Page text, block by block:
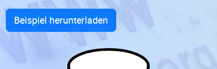
Beispiel herunterladen